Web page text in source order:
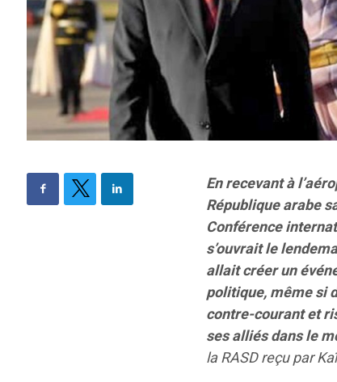
En recevant à
République arabe
Conférence
s’ouvrait le
allait créer un
politique, même si
contre-courant et
ses alliés dans le
la RASD reçu par